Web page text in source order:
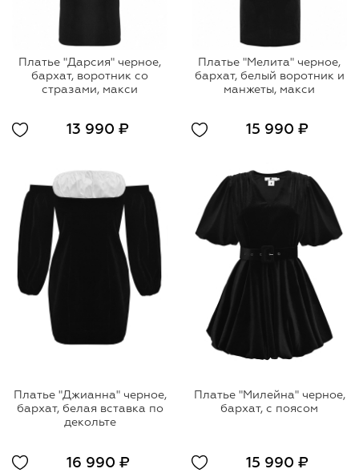
Платье "Дарсия" черное,
бархат, воротник со
стразами, макси
13 990 ₽
Платье "Мелита" черное,
бархат, белый воротник и
манжеты, макси
15 990 ₽
Платье "Джианна" черное,
бархат, белая вставка по
декольте
16 990 ₽
Платье "Милейна" черное,
бархат, с поясом
15 990 ₽